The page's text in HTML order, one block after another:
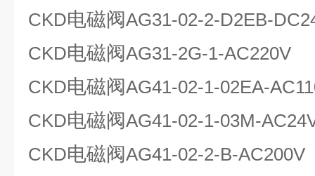
CKD电磁阀AG31-02-2-D2EB-
CKD电磁阀AG31-2G-1-AC220V
CKD电磁阀AG41-02-1-02EA-
CKD电磁阀AG41-02-1-03M-
CKD电磁阀AG41-02-2-B-AC200V